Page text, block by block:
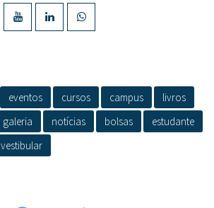
eventos cursos campus
livros
galeria notícias bolsas
estudante
vestibular